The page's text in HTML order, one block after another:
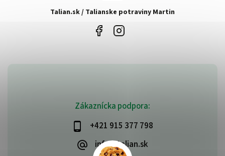
Zákaznícka podpora:
+421 915 377 798
info@talian.sk
Talian.sk / Talianske potraviny Martin